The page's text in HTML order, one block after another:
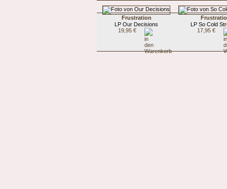
Frustration
LP Our Decisions
19,95 €
LP So Cold
17,95 €